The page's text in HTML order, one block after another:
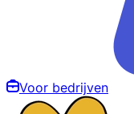
Voor bedrijven